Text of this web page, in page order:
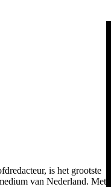
is het grootste
van Nederland. Met